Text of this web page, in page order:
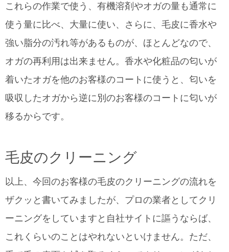
これらの作業で使う、有機溶剤やオガの量も通常に
使う量に比べ、大量に使い、さらに、毛皮に香水や
強い脂分の汚れ等があるものが、ほとんどなので、
オガの再利用は出来ません。香水や化粧品の匂いが
着いたオガを他のお客様のコートに使うと、匂いを
吸収したオガから逆に別のお客様のコートに匂いが
移るからです。
毛皮のクリーニング
以上、今回のお客様の毛皮のクリーニングの流れを
ザクッと書いてみましたが、プロの業者としてクリ
ーニングをしていますと自社サイトに謳うならば、
これくらいのことはやれないといけません。ただ、